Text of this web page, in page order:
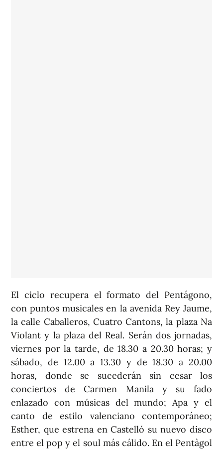
El ciclo recupera el formato del Pentágono,
con puntos musicales en la avenida Rey Jaume,
la calle Caballeros, Cuatro Cantons, la plaza Na
Violant y la plaza del Real. Serán dos jornadas,
viernes por la tarde, de 18.30 a 20.30 horas; y
sábado, de 12.00 a 13.30 y de 18.30 a 20.00
horas, donde se sucederán sin cesar los
conciertos de Carmen Manila y su fado
enlazado con músicas del mundo; Apa y el
canto de estilo valenciano contemporáneo;
Esther, que estrena en Castelló su nuevo disco
entre el pop y el soul más cálido. En el Pentàgol